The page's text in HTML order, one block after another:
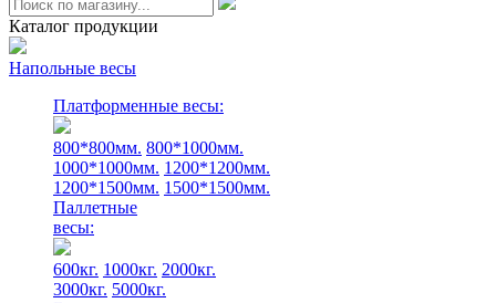
Каталог продукции
Напольные весы
Платформенные весы:
800*800мм. 800*1000мм.
1000*1000мм. 1200*1200мм.
1200*1500мм. 1500*1500мм.
Паллетные
весы:
600кг. 1000кг. 2000кг.
3000кг. 5000кг.